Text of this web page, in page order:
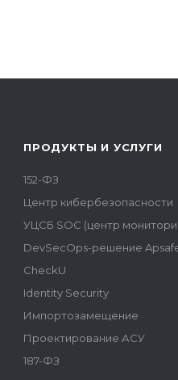
ПРОДУКТЫ И УСЛУГИ
152-ФЗ
Центр кибербезопасности
УЦСБ SOC (центр
DevSecOps-решение
CheckU
Identity Security
Импортозамещение
Проектирование АСУ
187-ФЗ